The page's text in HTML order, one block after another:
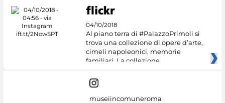
04/10/2018
Al piano terra di #PalazzoPrimoli si
trova una collezione di opere d’arte,
cimeli napoleonici, memorie
familiari. La collezione
museiincomuneroma